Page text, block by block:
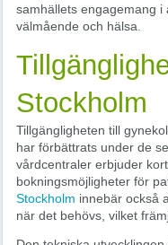
samhällets engagemang
välmående och hälsa.
Stockholm
Tillgängligheten till
har förbättrats under de
vårdcentraler erbjuder
bokningsmöjligheter för
Stockholm innebär också
när det behövs, vilket